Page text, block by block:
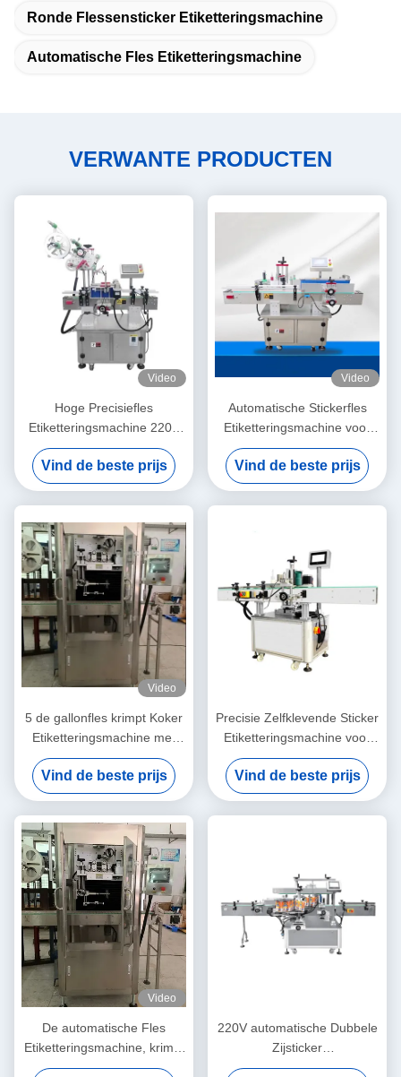
Ronde Flessensticker Etiketteringsmachine
Automatische Fles Etiketteringsmachine
VERWANTE PRODUCTEN
Video
Hoge Precisiefles
Etiketteringsmachine 220V
50Hz voor de industrie van
de Voedseldrank
Vind de beste prijs
Video
Automatische Stickerfles
Etiketteringsmachine voor
Vierkante Ronde Bierflessen
Vind de beste prijs
Video
5 de gallonfles krimpt Koker
Etiketteringsmachine met
Tunnel Servomotor
Vind de beste prijs
Precisie Zelfklevende Sticker
Etiketteringsmachine voor
Erlenmeyer-Fles om Fles
Vind de beste prijs
Video
De automatische Fles
Etiketteringsmachine, krimpt
Koker Labeler voor 5
220V automatische Dubbele
Zijsticker
Etiketteringsmachine met